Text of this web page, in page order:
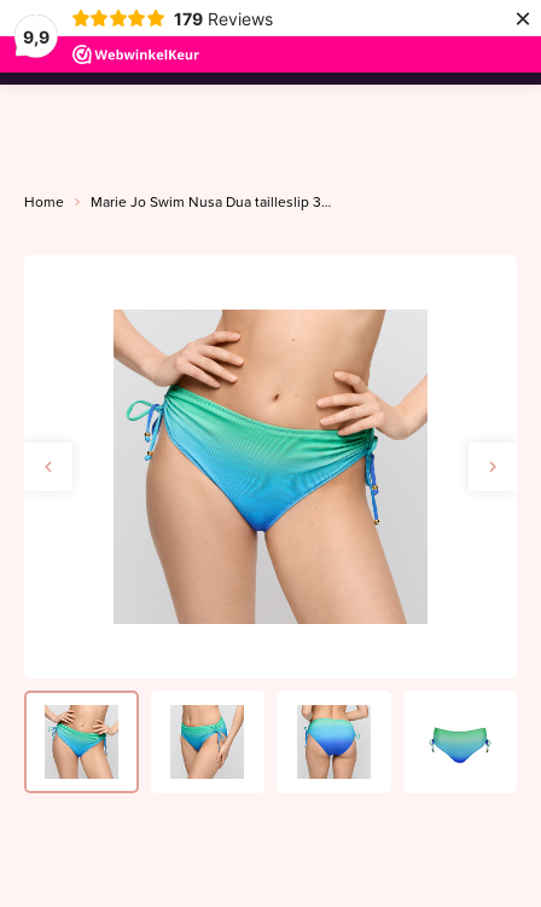
9,9
179 Reviews ×
menu
Home Marie Jo Swim Nusa Dua tailleslip 38-42 seascape